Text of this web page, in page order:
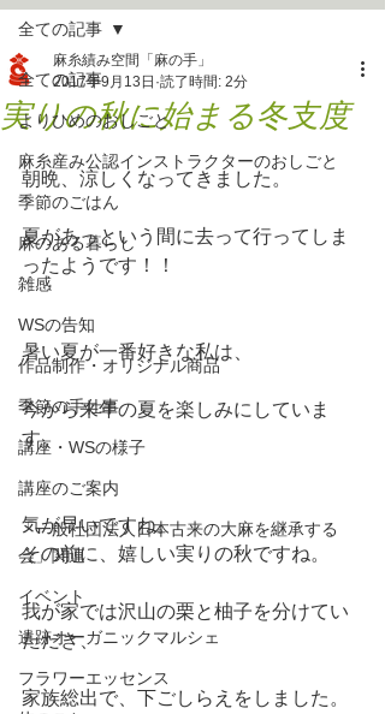
全ての記事
よりひめのおしごと
麻糸産み公認インストラクターのおしごと
季節のごはん
麻のある暮らし
雑感
WSの告知
作品制作・オリジナル商品
季節の手仕事
講座・WSの様子
講座のご案内
「一般社団法人日本古来の大麻を継承する
会」関連
イベント
遺跡オーガニックマルシェ
フラワーエッセンス
全ての記事
実りの秋に始まる冬支度
麻糸績み空間「麻の手」
2017年9月13日 読了時間: 2分
朝晩、涼しくなってきました。
夏があっという間に去って行ってしま
ったようです！！
暑い夏が一番好きな私は、
今から来年の夏を楽しみにしていま
す。
気が早いですね。
その前に、嬉しい実りの秋ですね。
我が家では沢山の栗と柚子を分けてい
ただき、
家族総出で、下ごしらえをしました。